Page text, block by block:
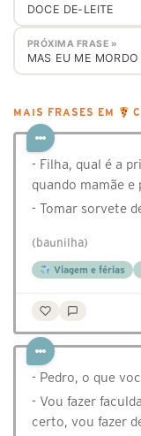
DOCE DE-LEITE
PRÓXIMA FRASE »
MAS EU ME
MAIS FRASES EM
- Filha, qual é a
quando mamãe e
- Tomar sorvete
(baunilha)
Viagem e férias
- Pedro, o que
- Vou fazer
certo, vou fazer